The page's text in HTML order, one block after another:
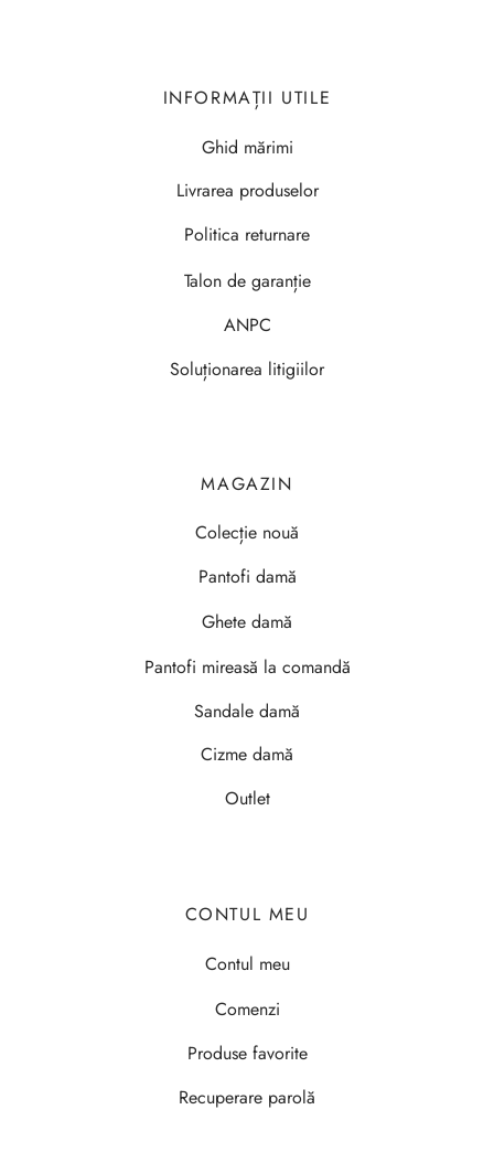
INFORMAȚII UTILE
Ghid mărimi
Livrarea produselor
Politica returnare
Talon de garanție
ANPC
Soluționarea litigiilor
MAGAZIN
Colecție nouă
Pantofi damă
Ghete damă
Pantofi mireasă la comandă
Sandale damă
Cizme damă
Outlet
CONTUL MEU
Contul meu
Comenzi
Produse favorite
Recuperare parolă